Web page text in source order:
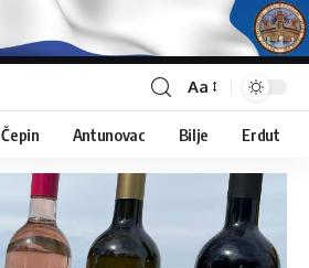
Aa
Čepin Antunovac Bilje Erdut